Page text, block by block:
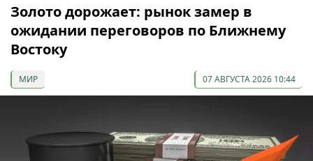
Золото дорожает: рынок замер в
ожидании переговоров по Ближнему
Востоку
МИР 07 АВГУСТА 2026 10:44